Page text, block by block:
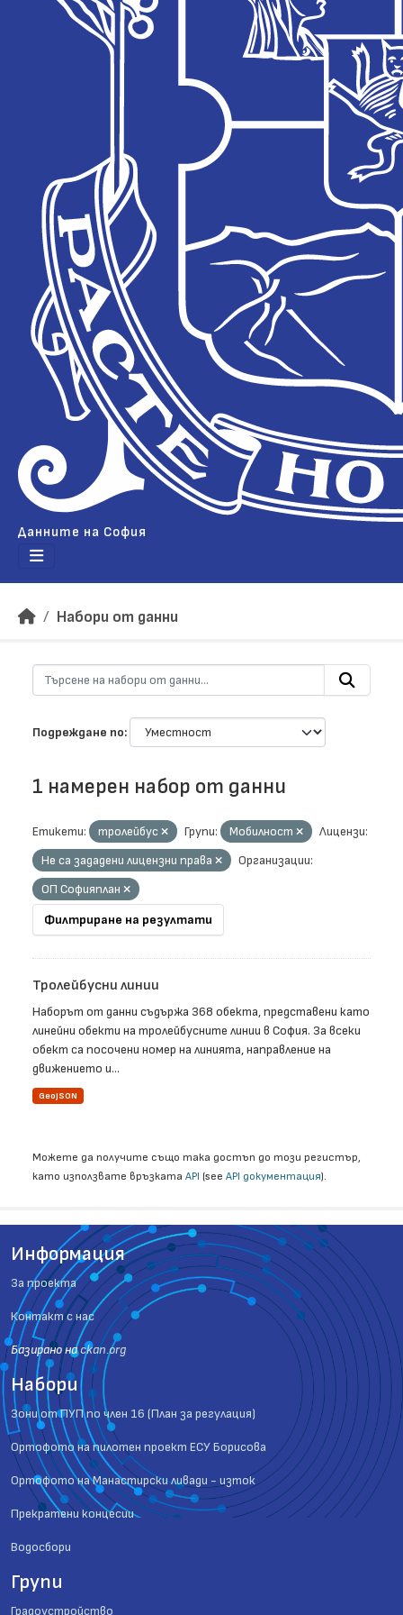
Данните на София
Набори от данни
Подреждане по
1 намерен набор от данни
Етикети: тролейбус Групи: Мобилност
Лицензи:
Не са зададени лицензни права
Организации:
ОП Софияплан
Филтриране на резултати
Тролейбусни линии
Наборът от данни съдържа 368 обекта, представени като
линейни обекти на тролейбусните линии в София. За всеки
обект са посочени номер на линията, направление на
движението и...
GeoJSON
Можете да получите също така достъп до този регистър,
като използвате връзката API (see API документация).
Информация
За проекта
Контакт с нас
Базиранo наckan.org
Набори
Зони от ПУП по член 16 (План за регулация)
Ортофото на пилотен проект ЕСУ Борисова
Ортофото на Манастирски ливади - изток
Прекратени концесии
Водосбори
Групи
Градоустройство